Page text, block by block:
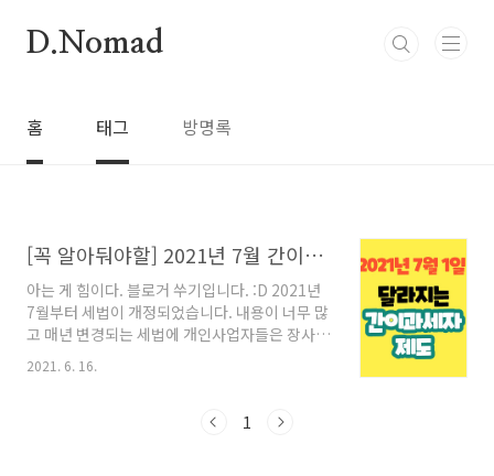
D.Nomad
홈 태그 방명록
[꼭 알아둬야할] 2021년 7월 간이과세자 제도_세법변경
아는 게 힘이다. 블로거 쑤기입니다. :D 2021년
7월부터 세법이 개정되었습니다. 내용이 너무 많
고 매년 변경되는 세법에 개인사업자들은 장사하
기도 바쁜데~ 공부할 것들이 많아집니다. 과연 달
라진 제도가 개인사업자들에게 어떠한 이득이 있
당되는 간이과세자 개정 세법에 대해서 알아보겠
2021. 6. 16.
1